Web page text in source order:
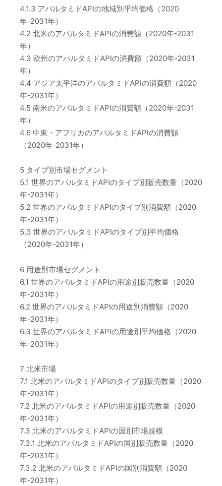
4.1.3 アパルタミドAPIの地域別平均価格（2020
年-2031年）
4.2 北米のアパルタミドAPIの消費額（2020年-2031
年）
4.3 欧州のアパルタミドAPIの消費額（2020年-2031
年）
4.4 アジア太平洋のアパルタミドAPIの消費額（2020
年-2031年）
4.5 南米のアパルタミドAPIの消費額（2020年-2031
年）
4.6 中東・アフリカのアパルタミドAPIの消費額
（2020年-2031年）
5 タイプ別市場セグメント
5.1 世界のアパルタミドAPIのタイプ別販売数量（2020
年-2031年）
5.2 世界のアパルタミドAPIのタイプ別消費額（2020
年-2031年）
5.3 世界のアパルタミドAPIのタイプ別平均価格
（2020年-2031年）
6 用途別市場セグメント
6.1 世界のアパルタミドAPIの用途別販売数量（2020
年-2031年）
6.2 世界のアパルタミドAPIの用途別消費額（2020
年-2031年）
6.3 世界のアパルタミドAPIの用途別平均価格（2020
年-2031年）
7 北米市場
7.1 北米のアパルタミドAPIのタイプ別販売数量（2020
年-2031年）
7.2 北米のアパルタミドAPIの用途別販売数量（2020
年-2031年）
7.3 北米のアパルタミドAPIの国別市場規模
7.3.1 北米のアパルタミドAPIの国別販売数量（2020
年-2031年）
7.3.2 北米のアパルタミドAPIの国別消費額（2020
年-2031年）